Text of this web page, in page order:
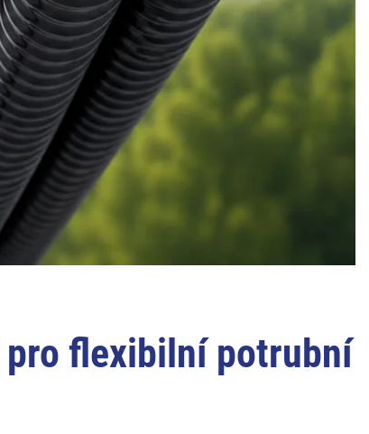
pro flexibilní potrubní